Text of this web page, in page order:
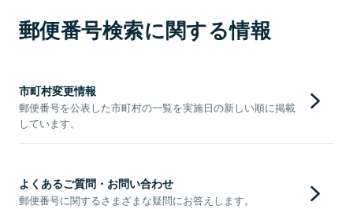
郵便番号検索に関する情報
市町村変更情報
郵便番号を公表した市町村の一覧を実施日の新しい順に掲載
しています。
よくあるご質問・お問い合わせ
郵便番号に関するさまざまな疑問にお答えします。